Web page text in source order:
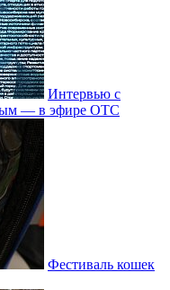
Интервью с
— в эфире ОТС
Фестиваль кошек